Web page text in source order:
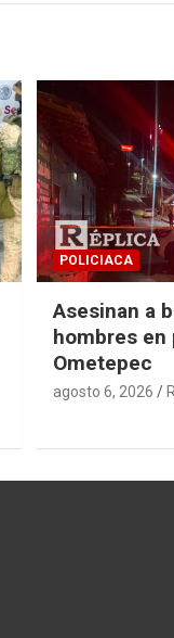
POLICIACA
Asesinan a
hombres en
Ometepec
agosto 6, 2026